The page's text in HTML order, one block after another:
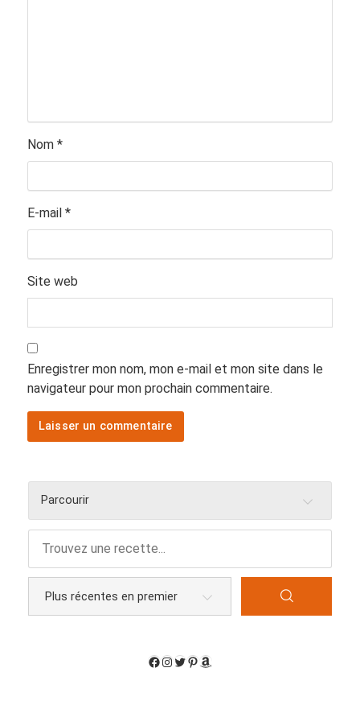
Nom *
E-mail *
Site web
Enregistrer mon nom, mon e-mail et mon site dans le
navigateur pour mon prochain commentaire.
Parcourir